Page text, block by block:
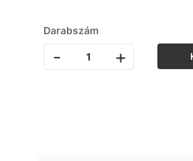
Darabszám
- +